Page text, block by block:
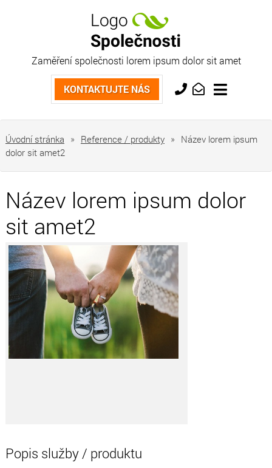
Zaměření společnosti lorem ipsum dolor sit amet
Kontaktujte nás
KONTAKTUJTE NÁS
554
Úvodní stránka » Reference / produkty » Název lorem ipsum
dolor sit amet2
Název lorem ipsum dolor
sit amet2
Popis služby / produktu